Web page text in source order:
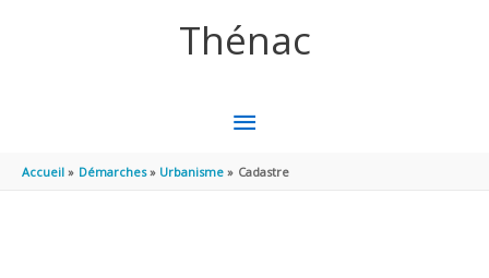
Thénac
MENU
PRINCIPAL
Accueil Démarches Urbanisme Cadastre